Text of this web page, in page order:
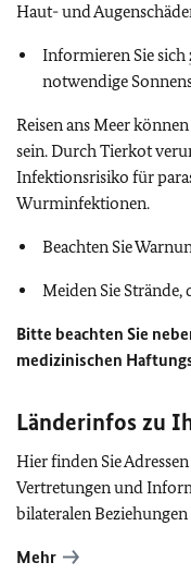
Haut- und
Informieren Sie sich
notwendige
Reisen ans Meer
sein. Durch Tierkot
Infektionsrisiko für
Wurminfektionen.
Beachten Sie
Meiden Sie
Bitte beachten Sie
medizinischen
Länderinfos zu
Hier finden Sie
Vertretungen und
bilateralen
Mehr